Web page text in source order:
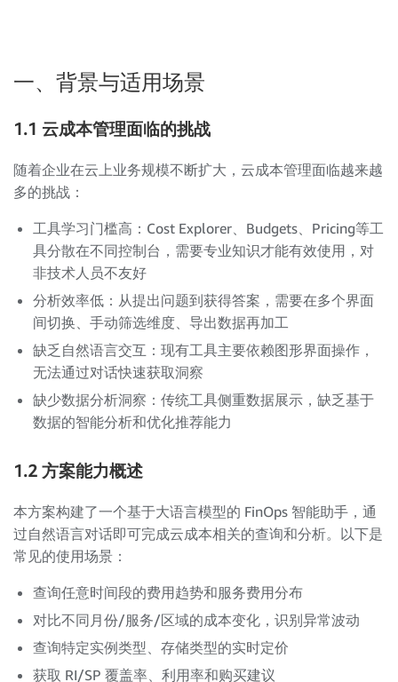
一、背景与适用场景
1.1 云成本管理面临的挑战
随着企业在云上业务规模不断扩大，云成本管理面临越来越
多的挑战：
工具学习门槛高：Cost Explorer、Budgets、Pricing等工
具分散在不同控制台，需要专业知识才能有效使用，对
非技术人员不友好
分析效率低：从提出问题到获得答案，需要在多个界面
间切换、手动筛选维度、导出数据再加工
缺乏自然语言交互：现有工具主要依赖图形界面操作，
无法通过对话快速获取洞察
缺少数据分析洞察：传统工具侧重数据展示，缺乏基于
数据的智能分析和优化推荐能力
1.2 方案能力概述
本方案构建了一个基于大语言模型的 FinOps 智能助手，通
过自然语言对话即可完成云成本相关的查询和分析。以下是
常见的使用场景：
查询任意时间段的费用趋势和服务费用分布
对比不同月份/服务/区域的成本变化，识别异常波动
查询特定实例类型、存储类型的实时定价
获取 RI/SP 覆盖率、利用率和购买建议